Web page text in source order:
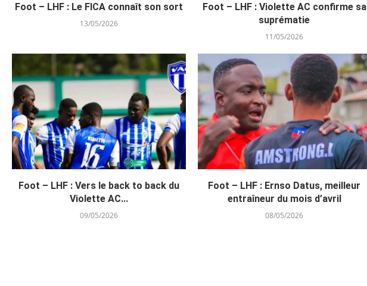
Foot – LHF : Le FICA connaît son sort
13/05/2026
Foot – LHF : Violette AC confirme sa
suprématie
11/05/2026
Foot – LHF : Vers le back to back du
Violette AC...
09/05/2026
Foot – LHF : Ernso Datus, meilleur
entraîneur du mois d’avril
08/05/2026